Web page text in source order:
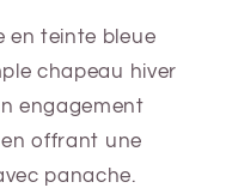
en teinte bleue
chapeau hiver
engagement
offrant une
panache.